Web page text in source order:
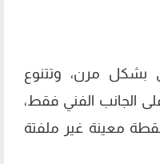
بشكل مرن، وتتنوع
الجانب الفني فقط،
معينة غير ملفتة